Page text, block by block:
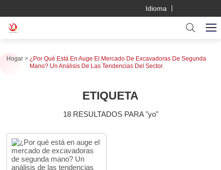
Idioma
Hogar
¿Por Qué Está En Auge El Mercado De Excavadoras De Segunda
Mano? Un Análisis De Las Tendencias Del Sector.
ETIQUETA
18 RESULTADOS PARA "yo"